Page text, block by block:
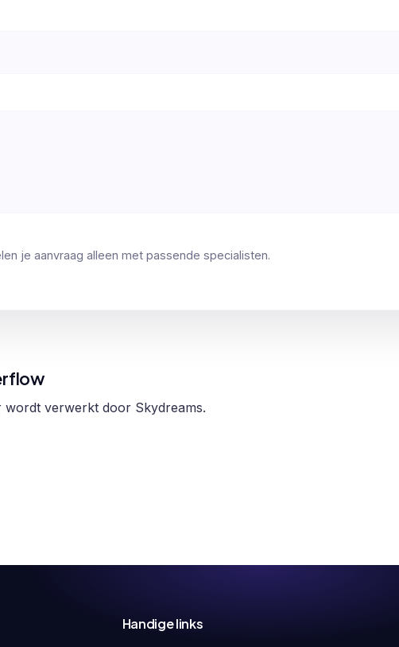
je aanvraag alleen met passende specialisten.
wordt verwerkt door Skydreams.
Handige links